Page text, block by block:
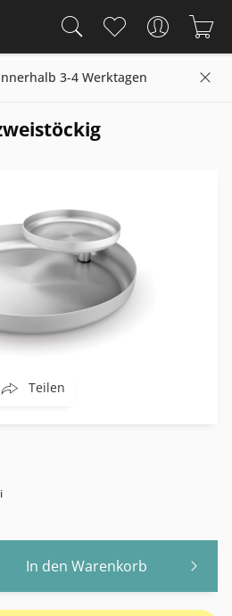
3-4 Werktagen
Teilen
In den Warenkorb